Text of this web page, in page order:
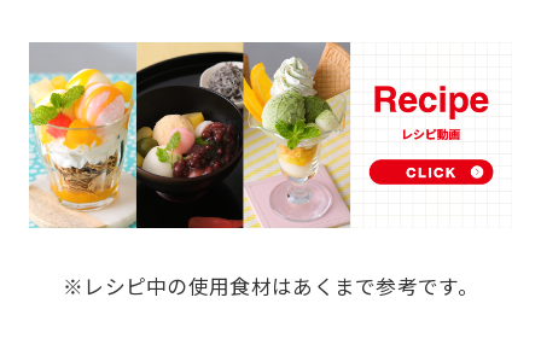
※レシピ中の使用食材はあくまで参考です。